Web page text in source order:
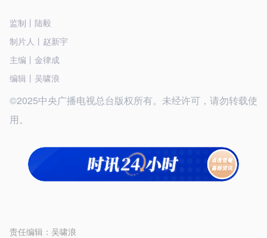
监制丨陆毅
制片人丨赵新宇
主编丨金律成
编辑丨吴啸浪
©2025中央广播电视总台版权所有。未经许可，请勿转载使
用。
责任编辑： 吴啸浪